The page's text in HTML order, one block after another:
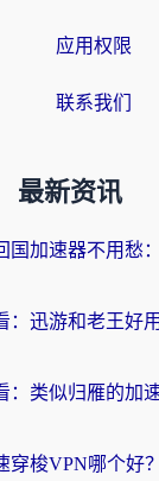
应用权限
联系我们
最新资讯